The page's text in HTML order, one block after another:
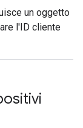
un oggetto
l'ID cliente